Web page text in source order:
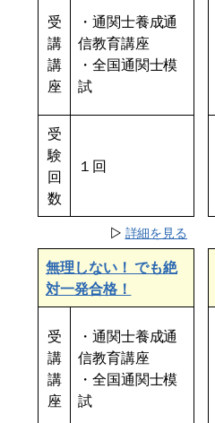
受
講
講
座
・通関士養成通
信教育講座
・全国通関士模
試
受
験
回
数
１回
▷ 詳細を見る
無理しない！ でも絶
対一発合格！
受
講
講
座
・通関士養成通
信教育講座
・全国通関士模
試